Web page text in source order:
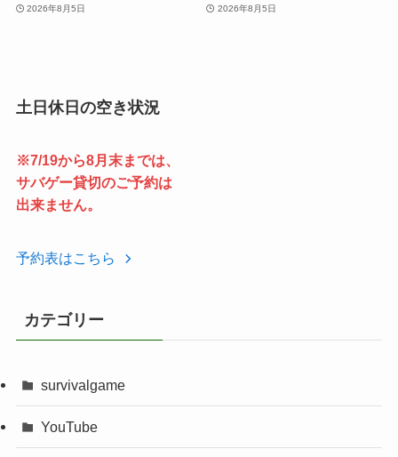
2026年8月5日 2026年8月5日
土日休日の空き状況
※7/19から8月末までは、
サバゲー貸切のご予約は
出来ません。
予約表はこちら
カテゴリー
survivalgame
YouTube